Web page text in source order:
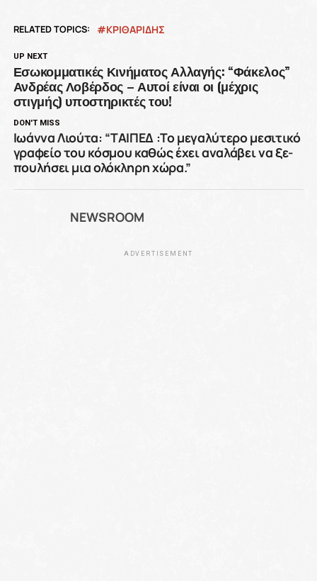
RELATED TOPICS: ΚΡΙΘΑΡΙΔΗΣ
UP NEXT
Εσωκομματικές Κινήματος Αλλαγής: “Φάκελος”
Ανδρέας Λοβέρδος – Αυτοί είναι οι (μέχρις
στιγμής) υποστηρικτές του!
DON'T MISS
Iωάννα Λιούτα: “ΤΑΙΠΕΔ :Το μεγαλύτερο μεσιτικό
γραφείο του κόσμου καθώς έχει αναλάβει να ξε-
πουλήσει μια ολόκληρη χώρα.”
NEWSROOM
ADVERTISEMENT